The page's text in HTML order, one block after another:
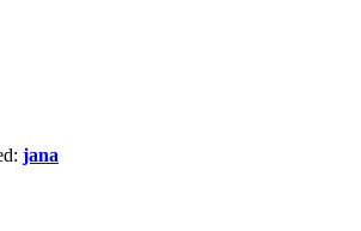
jana